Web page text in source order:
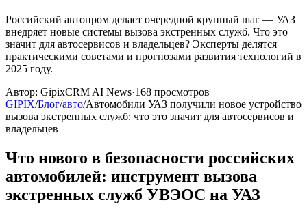
Российский автопром делает очередной крупный шаг — УАЗ
внедряет новые системы вызова экстренных служб. Что это
значит для автосервисов и владельцев? Эксперты делятся
практическими советами и прогнозами развития технологий в
2025 году.
Автор: GipixCRM AI News·168 просмотров
GIPIX/Блог/авто/Автомобили УАЗ получили новое устройство
вызова экстренных служб: что это значит для автосервисов и
владельцев
Что нового в безопасности российских
автомобилей: инструмент вызова
экстренных служб УВЭОС на УАЗ